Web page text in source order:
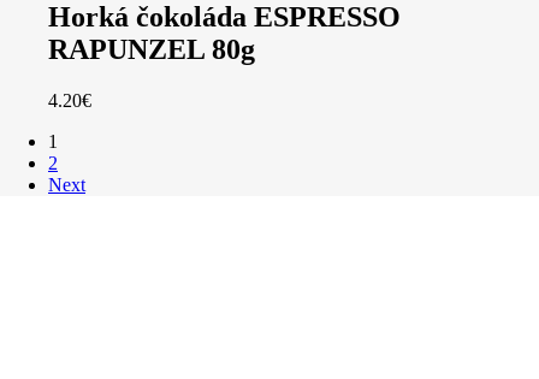
Horká čokoláda ESPRESSO
RAPUNZEL 80g
4.20€
1
2
Next